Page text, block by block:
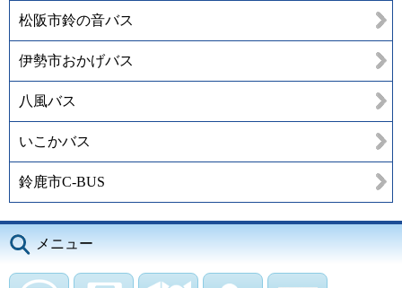
松阪市鈴の音バス
伊勢市おかげバス
八風バス
いこかバス
鈴鹿市C-BUS
メニュー